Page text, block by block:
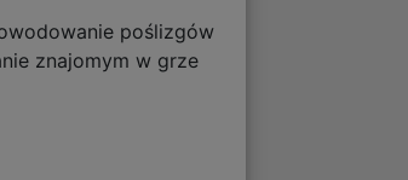
poślizgów
znajomym w grze